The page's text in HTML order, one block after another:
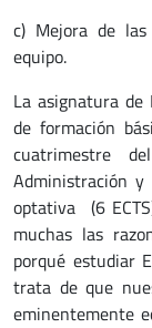
c) Mejora de las
equipo.
La asignatura
de formación
cuatrimestre
Administración
optativa (6
muchas las
porqué estudiar
trata de que
eminentemente